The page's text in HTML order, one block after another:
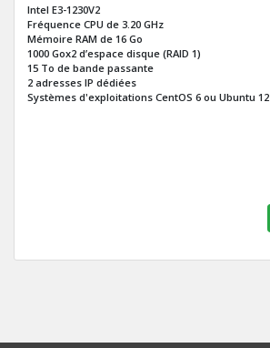
Intel E3-1230V2
Fréquence CPU de 3.20 GHz
Mémoire RAM de 16 Go
1000 Gox2 d’espace disque (RAID 1)
15 To de bande passante
2 adresses IP dédiées
Systèmes d'exploitations CentOS 6 ou Ubuntu 12